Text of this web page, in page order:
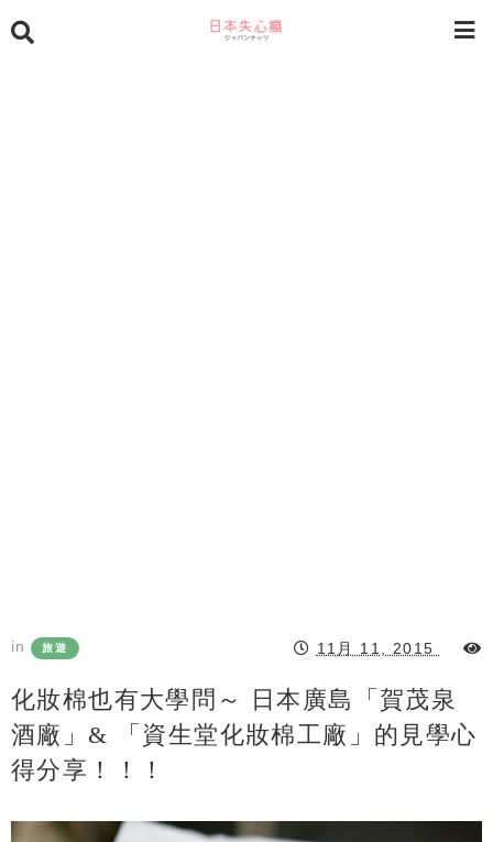
in 旅遊 11月 11, 2015
化妝棉也有大學問～ 日本廣島「賀茂泉
酒廠」& 「資生堂化妝棉工廠」的見學心
得分享！！！